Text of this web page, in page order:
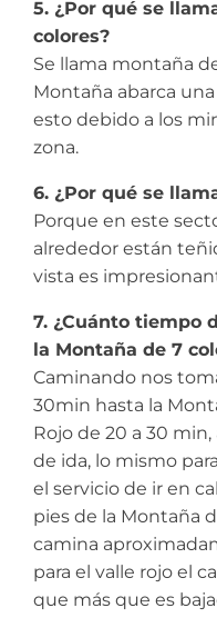
5. ¿Por qué se
colores?
Se llama montaña
Montaña abarca
esto debido a los
zona.
6. ¿Por qué se
Porque en este
alrededor están
vista es
7. ¿Cuánto tiempo
la Montaña de 7
Caminando nos
30min hasta la
Rojo de 20 a 30
de ida, lo mismo
el servicio de ir en
pies de la Montaña
camina
para el valle rojo el
que más que es